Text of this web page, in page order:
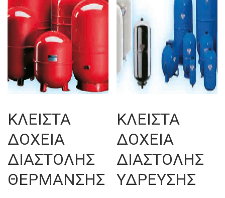
ΚΛΕΙΣΤΑ
ΔΟΧΕΙΑ
ΔΙΑΣΤΟΛΗΣ
ΘΕΡΜΑΝΣΗΣ
ΚΛΕΙΣΤΑ
ΔΟΧΕΙΑ
ΔΙΑΣΤΟΛΗΣ
ΥΔΡΕΥΣΗΣ